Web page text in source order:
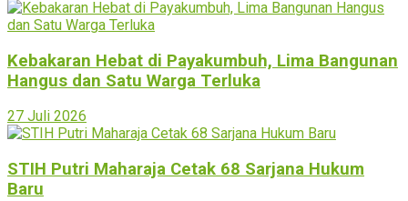
Kebakaran Hebat di Payakumbuh, Lima Bangunan
Hangus dan Satu Warga Terluka
27 Juli 2026
STIH Putri Maharaja Cetak 68 Sarjana Hukum
Baru